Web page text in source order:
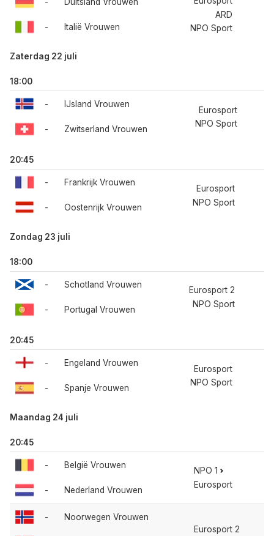
-
-
Duitsland Vrouwen
Italië Vrouwen
ARD
NPO Sport
Zaterdag 22 juli
18:00
-
-
IJsland Vrouwen
Zwitserland Vrouwen
Eurosport
NPO Sport
20:45
-
-
Frankrijk Vrouwen
Oostenrijk Vrouwen
Eurosport
NPO Sport
Zondag 23 juli
18:00
-
-
Schotland Vrouwen
Portugal Vrouwen
Eurosport 2
NPO Sport
20:45
-
-
Engeland Vrouwen
Spanje Vrouwen
Eurosport
NPO Sport
Maandag 24 juli
20:45
-
-
België Vrouwen
Nederland Vrouwen
NPO 1
Eurosport
- Noorwegen Vrouwen
Eurosport 2